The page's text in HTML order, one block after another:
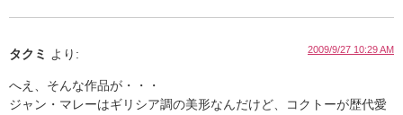
タクミ より: 2009/9/27 10:29 AM
へえ、そんな作品が・・・
ジャン・マレーはギリシア調の美形なんだけど、コクトーが歴代愛